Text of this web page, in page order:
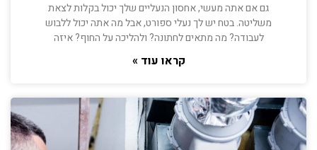
גם אם אתה מעשי, אחסון הנעליים שלך יכול בקלות לצאת
משליטה. בטח יש לך נעלי ספורט, אבל מה אתה יכול ללבוש
לעבודה? מה מתאים לחתונה? ולהליכה על החוף? איזה
קראו עוד »